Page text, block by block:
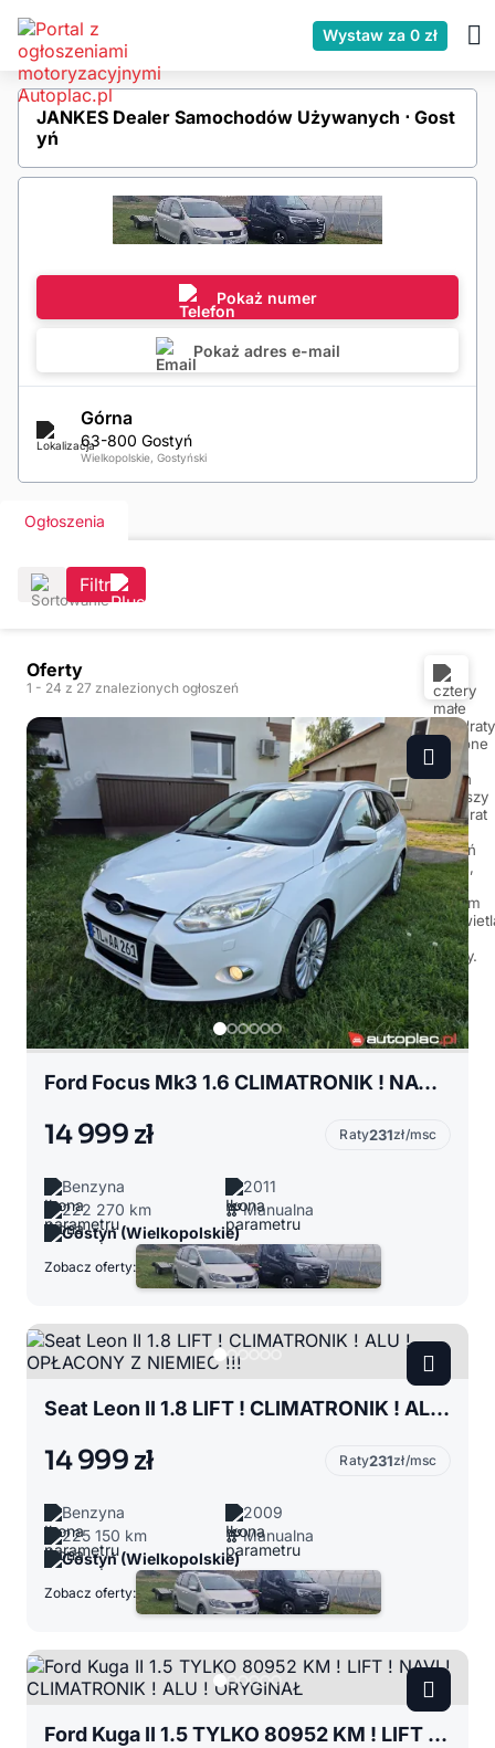
Wystaw za 0 zł
JANKES Dealer Samochodów Używanych ⋅ Gost
yń
Pokaż numer
Pokaż adres e-mail
Górna
63-800 Gostyń
Wielkopolskie, Gostyński
Ogłoszenia
Filtr
Oferty
1 - 24 z 27 znalezionych ogłoszeń
Ford Focus Mk3 1.6 CLIMATRONIK ! NAVI ! ALU ! ORYGINAŁ ! OPŁACONY Z NIEMIEC !!!
14 999 zł Raty231zł/msc
Benzyna
2011
222 270 km
Manualna
Gostyń (Wielkopolskie)
Zobacz oferty:
Seat Leon II 1.8 LIFT ! CLIMATRONIK ! ALU ! OPŁACONY Z NIEMIEC !!!
14 999 zł Raty231zł/msc
Benzyna
2009
225 150 km
Manualna
Gostyń (Wielkopolskie)
Zobacz oferty:
Ford Kuga II 1.5 TYLKO 80952 KM ! LIFT ! NAVI ! CLIMATRONIK ! ALU ! ORYGINAŁ